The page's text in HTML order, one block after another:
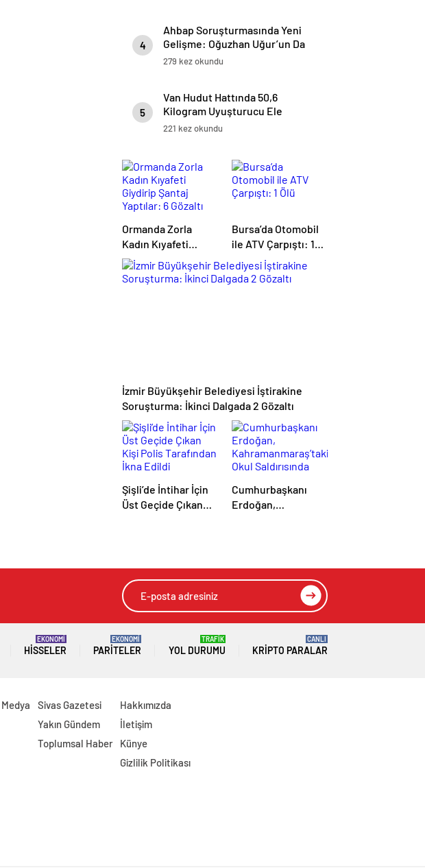
4
Ahbap Soruşturmasında Yeni
Gelişme: Oğuzhan Uğur’un Da
Aralarında Bulunduğu Yedi Kişi
279 kez okundu
5
Van Hudut Hattında 50,6
Kilogram Uyuşturucu Ele
Geçirildi
221 kez okundu
Ormanda Zorla
Kadın Kıyafeti
Giydirip Şantaj
Yaptılar: 6 Gözaltı
Bursa’da Otomobil
ile ATV Çarpıştı: 1
Ölü
İzmir Büyükşehir Belediyesi İştirakine
Soruşturma: İkinci Dalgada 2 Gözaltı
Şişli’de İntihar İçin
Üst Geçide Çıkan
Cumhurbaşkanı
Erdoğan,
Ailelerini Kabul Etti
HISSELER
EKONOMİ
PARITELER
EKONOMİ
YOL DURUMU
TRAFİK
KRIPTO PARALAR
CANLI
Sivas Gazetesi
Yakın Gündem
Toplumsal Haber
Hakkımızda
İletişim
Künye
Gizlilik Politikası